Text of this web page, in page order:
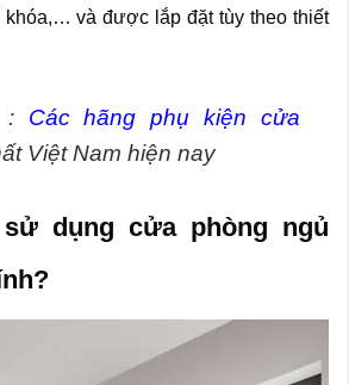
khóa,… và được lắp đặt tùy theo thiết
: Các hãng phụ kiện cửa
Việt Nam hiện nay
dụng cửa phòng ngủ